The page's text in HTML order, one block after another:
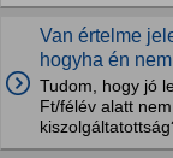
Van értelme
hogyha én
Tudom, hogy jó
Ft/félév alatt